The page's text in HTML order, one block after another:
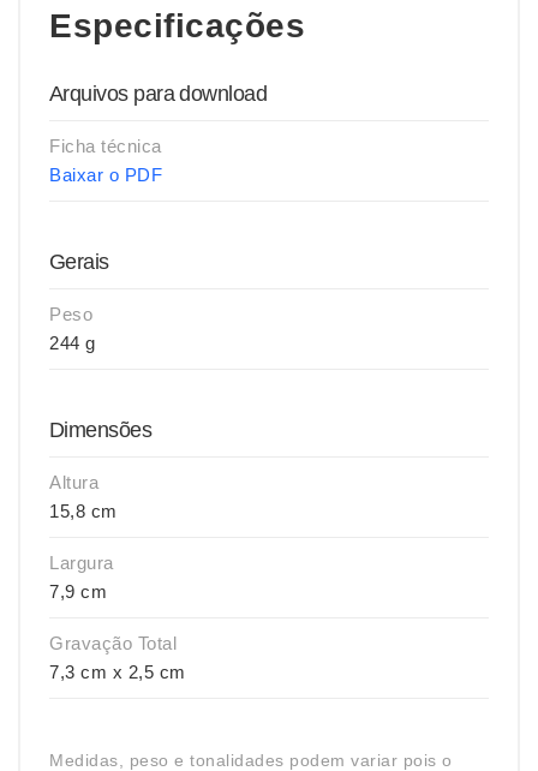
Especificações
Arquivos para download
Ficha técnica
Baixar o PDF
Gerais
Peso
244 g
Dimensões
Altura
15,8 cm
Largura
7,9 cm
Gravação Total
7,3 cm x 2,5 cm
Medidas, peso e tonalidades podem variar pois o